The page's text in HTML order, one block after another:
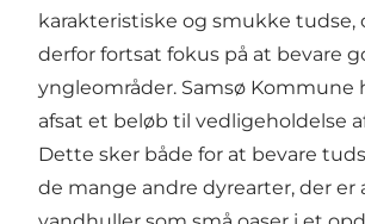
karakteristiske og smukke tudse,
derfor fortsat fokus på at bevare
yngleområder. Samsø Kommune
afsat et beløb til vedligeholdelse
Dette sker både for at bevare
de mange andre dyrearter, der